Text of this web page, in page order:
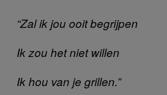
“Zal ik jou ooit begrijpen
Ik zou het niet willen
Ik hou van je grillen.”